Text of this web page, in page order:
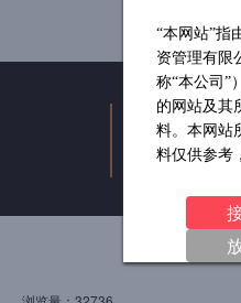
“本网站”指
资管理有限
称“本公司”
的网站及其
料。本网站
料仅供参考
招揽买入任
或其他投资
北京泉石私
电话：010-
注册地址：北